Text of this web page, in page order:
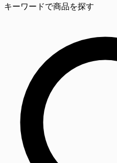
キーワードで商品を探す